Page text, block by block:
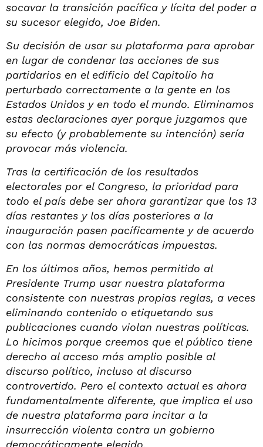
socavar la transición pacífica y lícita del poder a
su sucesor elegido, Joe Biden.
Su decisión de usar su plataforma para aprobar
en lugar de condenar las acciones de sus
partidarios en el edificio del Capitolio ha
perturbado correctamente a la gente en los
Estados Unidos y en todo el mundo. Eliminamos
estas declaraciones ayer porque juzgamos que
su efecto (y probablemente su intención) sería
provocar más violencia.
Tras la certificación de los resultados
electorales por el Congreso, la prioridad para
todo el país debe ser ahora garantizar que los 13
días restantes y los días posteriores a la
inauguración pasen pacíficamente y de acuerdo
con las normas democráticas impuestas.
En los últimos años, hemos permitido al
Presidente Trump usar nuestra plataforma
consistente con nuestras propias reglas, a veces
eliminando contenido o etiquetando sus
publicaciones cuando violan nuestras políticas.
Lo hicimos porque creemos que el público tiene
derecho al acceso más amplio posible al
discurso político, incluso al discurso
controvertido. Pero el contexto actual es ahora
fundamentalmente diferente, que implica el uso
de nuestra plataforma para incitar a la
insurrección violenta contra un gobierno
democráticamente elegido.